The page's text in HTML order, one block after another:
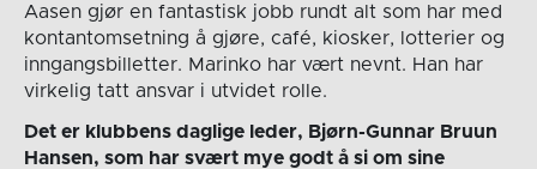
Aasen gjør en fantastisk jobb rundt alt som har med
kontantomsetning å gjøre, café, kiosker, lotterier og
inngangsbilletter. Marinko har vært nevnt. Han har
virkelig tatt ansvar i utvidet rolle.
Det er klubbens daglige leder, Bjørn-Gunnar Bruun
Hansen, som har svært mye godt å si om sine